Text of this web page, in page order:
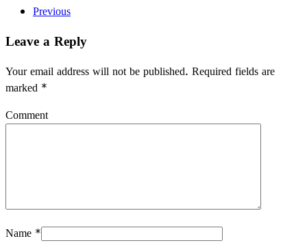
Previous
Leave a Reply
Your email address will not be published. Required fields are
marked *
Comment
Name *